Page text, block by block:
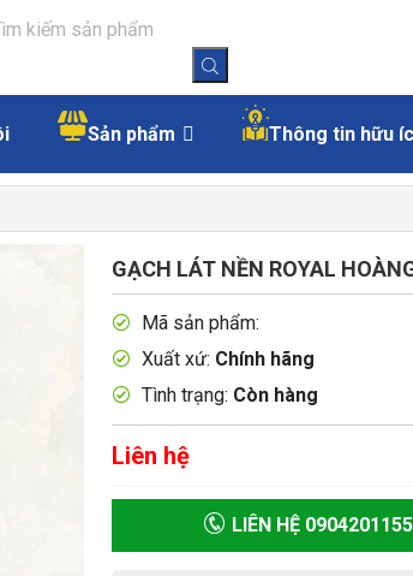
Sản phẩm Thông tin hữu
GẠCH LÁT NỀN ROYAL
Mã sản phẩm:
Xuất xứ: Chính hãng
Tình trạng: Còn hàng
Liên hệ
LIÊN HỆ